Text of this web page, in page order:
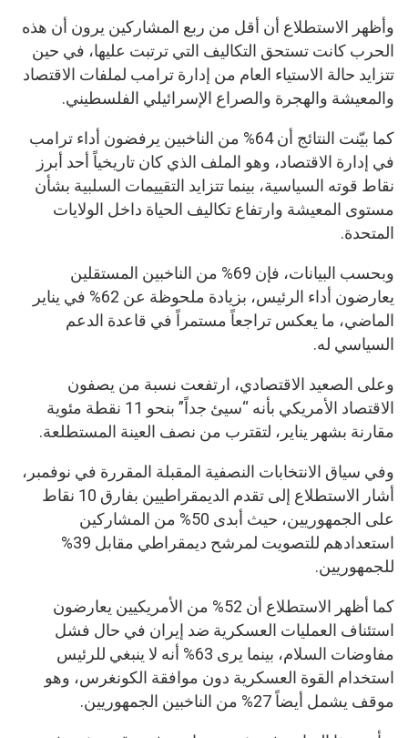
وأظهر الاستطلاع أن أقل من ربع المشاركين يرون أن هذه
الحرب كانت تستحق التكاليف التي ترتبت عليها، في حين
تتزايد حالة الاستياء العام من إدارة ترامب لملفات الاقتصاد
والمعيشة والهجرة والصراع الإسرائيلي الفلسطيني.
كما بيّنت النتائج أن 64% من الناخبين يرفضون أداء ترامب
في إدارة الاقتصاد، وهو الملف الذي كان تاريخياً أحد أبرز
نقاط قوته السياسية، بينما تتزايد التقييمات السلبية بشأن
مستوى المعيشة وارتفاع تكاليف الحياة داخل الولايات
المتحدة.
وبحسب البيانات، فإن 69% من الناخبين المستقلين
يعارضون أداء الرئيس، بزيادة ملحوظة عن 62% في يناير
الماضي، ما يعكس تراجعاً مستمراً في قاعدة الدعم
السياسي له.
وعلى الصعيد الاقتصادي، ارتفعت نسبة من يصفون
الاقتصاد الأمريكي بأنه “سيئ جداً” بنحو 11 نقطة مئوية
مقارنة بشهر يناير، لتقترب من نصف العينة المستطلعة.
وفي سياق الانتخابات النصفية المقبلة المقررة في نوفمبر،
أشار الاستطلاع إلى تقدم الديمقراطيين بفارق 10 نقاط
على الجمهوريين، حيث أبدى 50% من المشاركين
استعدادهم للتصويت لمرشح ديمقراطي مقابل 39%
للجمهوريين.
كما أظهر الاستطلاع أن 52% من الأمريكيين يعارضون
استئناف العمليات العسكرية ضد إيران في حال فشل
مفاوضات السلام، بينما يرى 63% أنه لا ينبغي للرئيس
استخدام القوة العسكرية دون موافقة الكونغرس، وهو
موقف يشمل أيضاً 27% من الناخبين الجمهوريين.